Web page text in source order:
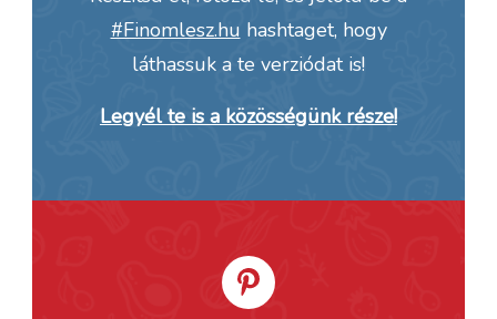
#Finomlesz.hu hashtaget, hogy
láthassuk a te verziódat is!
Legyél te is a közösségünk része!